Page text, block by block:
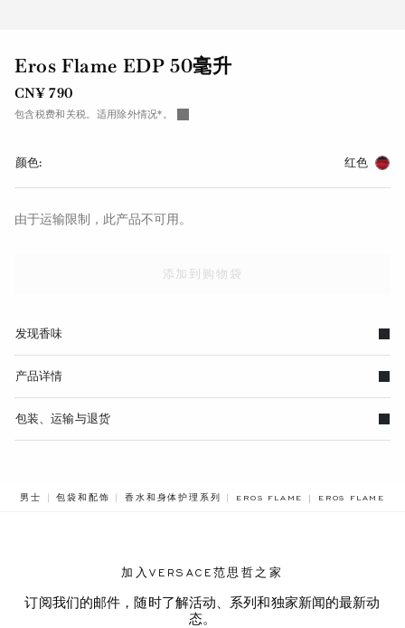
Eros Flame EDP 50毫升
CN¥ 790
包含税费和关税。适用除外情况*。
颜色: 红色
由于运输限制，此产品不可用。
添加到购物袋
发现香味
产品详情
包装、运输与退货
男士 包袋和配饰 香水和身体护理系列 EROS FLAME EROS FLAME
加入VERSACE范思哲之家
订阅我们的邮件，随时了解活动、系列和独家新闻的最新动
态。